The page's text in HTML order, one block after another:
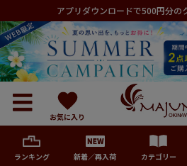
アプリダウンロードで500円分の
お気に入り
ランキング 新着／再入荷 カテゴリー